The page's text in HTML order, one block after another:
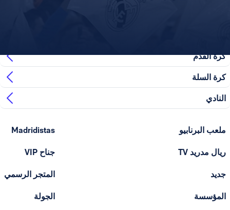
كرة القدم
كرة السلة
النادي
ملعب البرنابيو
ريال مدريد TV
جديد
المؤسسة
Madridistas
جناح VIP
المتجر الرسمي
الجولة